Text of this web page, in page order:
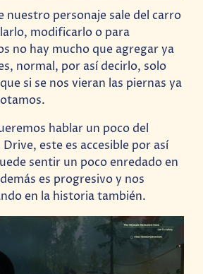
nuestro personaje sale del carro
modificarlo o para
no hay mucho que agregar ya
normal, por así decirlo, solo
si se nos vieran las piernas ya
hablar un poco del
este es accesible por así
sentir un poco enredado en
es progresivo y nos
en la historia también.